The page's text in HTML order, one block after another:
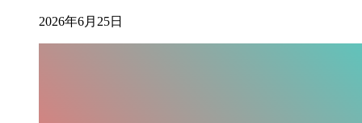
2026年6月25日